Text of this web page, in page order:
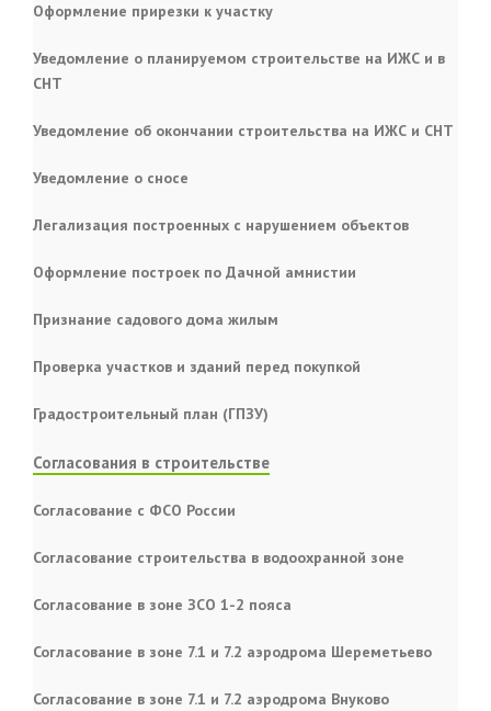
Оформление прирезки к участку
Уведомление о планируемом строительстве на ИЖС и в
СНТ
Уведомление об окончании строительства на ИЖС и СНТ
Уведомление о сносе
Легализация построенных с нарушением объектов
Оформление построек по Дачной амнистии
Признание садового дома жилым
Проверка участков и зданий перед покупкой
Градостроительный план (ГПЗУ)
Согласования в строительстве
Согласование с ФСО России
Согласование строительства в водоохранной зоне
Согласование в зоне ЗСО 1-2 пояса
Согласование в зоне 7.1 и 7.2 аэродрома Шереметьево
Согласование в зоне 7.1 и 7.2 аэродрома Внуково